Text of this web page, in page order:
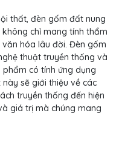
thất, đèn gốm đất nung
chỉ mang tính thẩm
hóa lâu đời. Đèn gốm
thuật truyền thống và
có tính ứng dụng
sẽ giới thiệu về các
truyền thống đến hiện
giá trị mà chúng mang